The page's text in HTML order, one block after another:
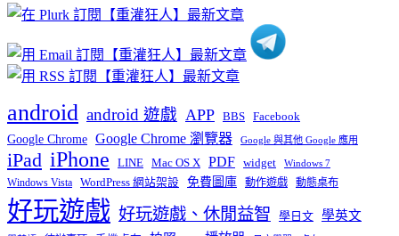
類
android android 遊戲 APP BBS Facebook
Google Chrome Google Chrome 瀏覽器 Google 與其他 Google 應用
iPad iPhone LINE Mac OS X PDF widget Windows 7
Windows Vista WordPress 網站架設 免費圖庫 動作遊戲 動態桌布
好玩遊戲 好玩遊戲、休閒益智 學日文 學英文